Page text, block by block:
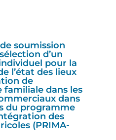
soumission
d’un
pour la
l’état des lieux
de
familiale dans les
dans
du programme
des
(PRIMA-